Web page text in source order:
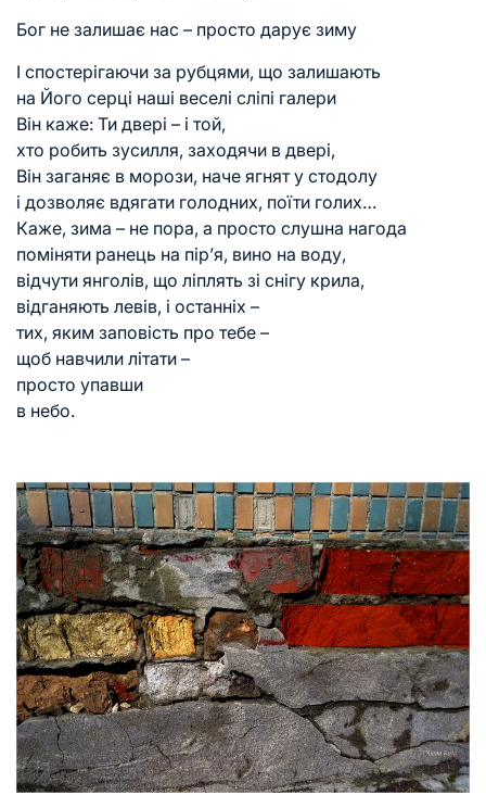
Бог не залишає нас – просто дарує зиму
І спостерігаючи за рубцями, що залишають
на Його серці наші веселі сліпі галери
Він каже: Ти двері – і той,
хто робить зусилля, заходячи в двері,
Він заганяє в морози, наче ягнят у стодолу
і дозволяє вдягати голодних, поїти голих…
Каже, зима – не пора, а просто слушна нагода
поміняти ранець на пір’я, вино на воду,
відчути янголів, що ліплять зі снігу крила,
відганяють левів, і останніх –
тих, яким заповість про тебе –
щоб навчили літати –
просто упавши
в небо.